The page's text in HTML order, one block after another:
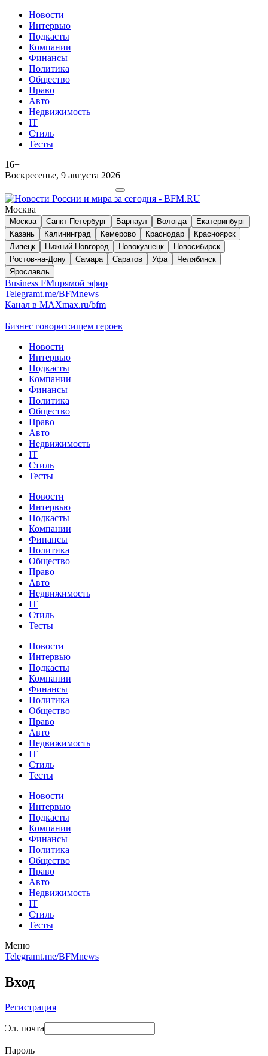
Новости
Интервью
Подкасты
Компании
Финансы
Политика
Общество
Право
Авто
Недвижимость
IT
Стиль
Тесты
16+
Воскресенье, 9 августа 2026
Москва
Москва Санкт-Петербург Барнаул Вологда
Екатеринбург
Казань
Калининград Кемерово Краснодар
Красноярск
Липецк
Нижний Новгород Новокузнецк
Новосибирск
Ростов-на-Дону
Самара Саратов Уфа
Челябинск
Ярославль
Business FMпрямой эфир
Telegramt.me/BFMnews
Канал в MAXmax.ru/bfm
Бизнес говорит:ищем героев
Новости
Интервью
Подкасты
Компании
Финансы
Политика
Общество
Право
Авто
Недвижимость
IT
Стиль
Тесты
Новости
Интервью
Подкасты
Компании
Финансы
Политика
Общество
Право
Авто
Недвижимость
IT
Стиль
Тесты
Новости
Интервью
Подкасты
Компании
Финансы
Политика
Общество
Право
Авто
Недвижимость
IT
Стиль
Тесты
Новости
Интервью
Подкасты
Компании
Финансы
Политика
Общество
Право
Авто
Недвижимость
IT
Стиль
Тесты
Меню
Telegramt.me/BFMnews
Вход
Регистрация
Эл. почта
Пароль